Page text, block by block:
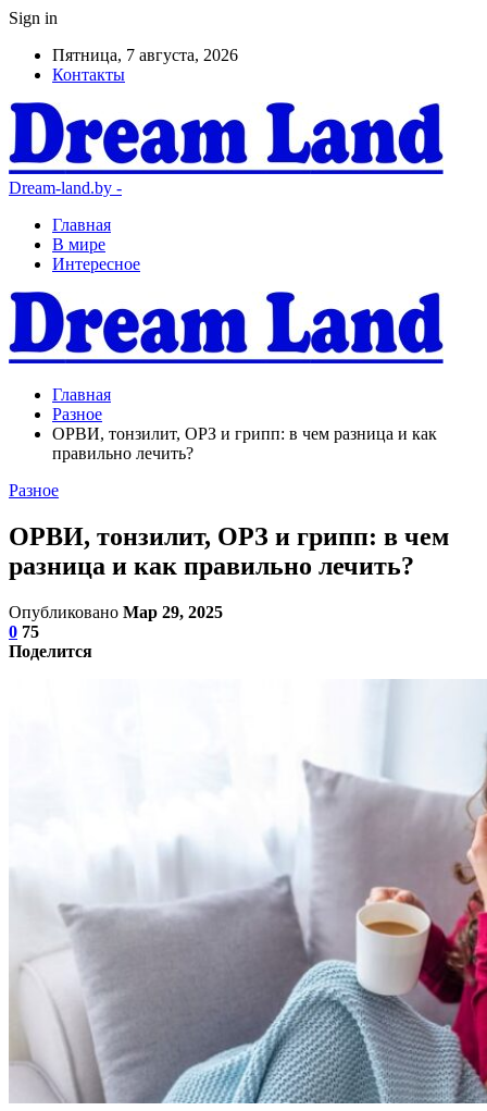
Sign in
Пятница, 7 августа, 2026
Контакты
Dream-land.by -
Главная
В мире
Интересное
Главная
Разное
ОРВИ, тонзилит, ОРЗ и грипп: в чем разница и как
правильно лечить?
Разное
ОРВИ, тонзилит, ОРЗ и грипп: в чем
разница и как правильно лечить?
Опубликовано Мар 29, 2025
0 75
Поделится